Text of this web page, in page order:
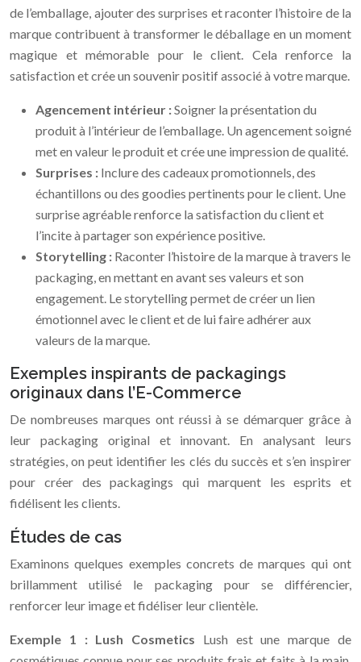
de l’emballage, ajouter des surprises et raconter l’histoire de la
marque contribuent à transformer le déballage en un moment
magique et mémorable pour le client. Cela renforce la
satisfaction et crée un souvenir positif associé à votre marque.
Agencement intérieur :Soigner la présentation du
produit à l’intérieur de l’emballage. Un agencement soigné
met en valeur le produit et crée une impression de qualité.
Surprises : Inclure des cadeaux promotionnels, des
échantillons ou des goodies pertinents pour le client. Une
surprise agréable renforce la satisfaction du client et
l’incite à partager son expérience positive.
Storytelling : Raconter l’histoire de la marque à travers le
packaging, en mettant en avant ses valeurs et son
engagement. Le storytelling permet de créer un lien
émotionnel avec le client et de lui faire adhérer aux
valeurs de la marque.
Exemples inspirants de packagings
originaux dans l’E-Commerce
De nombreuses marques ont réussi à se démarquer grâce à
leur packaging original et innovant. En analysant leurs
stratégies, on peut identifier les clés du succès et s’en inspirer
pour créer des packagings qui marquent les esprits et
fidélisent les clients.
Études de cas
Examinons quelques exemples concrets de marques qui ont
brillamment utilisé le packaging pour se différencier,
renforcer leur image et fidéliser leur clientèle.
Exemple 1 : Lush Cosmetics Lush est une marque de